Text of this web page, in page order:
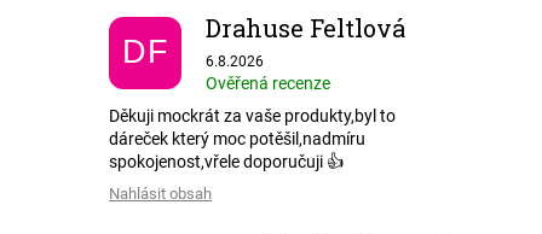
DF
Drahuse Feltlová
Hodnocení obchodu je 5 z 5 hvězdiček.
6.8.2026
Ověřená recenze
Děkuji mockrát za vaše produkty,byl to
dáreček který moc potěšil,nadmíru
spokojenost,vřele doporučuji 👍
Nahlásit obsah